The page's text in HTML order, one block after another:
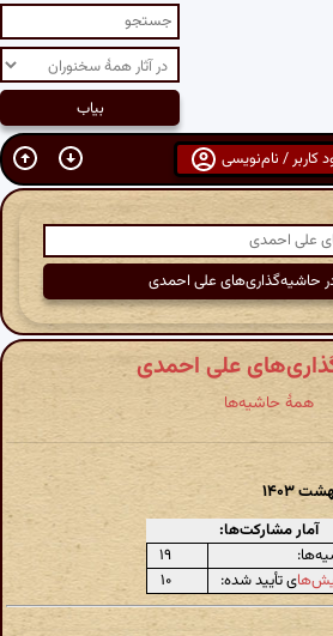
کاربر / نام‌نویسی
علی احمدی
همهٔ حاشیه‌ها
آمار مشارکت‌ها:
۱۹
ی تأیید شده: ۱۰